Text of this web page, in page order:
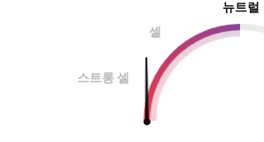
뉴트럴
셀
스트롱 셀